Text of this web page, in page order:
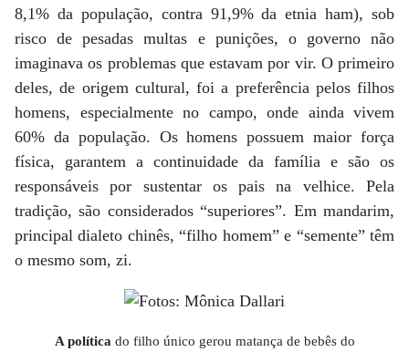
8,1% da população, contra 91,9% da etnia ham), sob
risco de pesadas multas e punições, o governo não
imaginava os problemas que estavam por vir. O primeiro
deles, de origem cultural, foi a preferência pelos filhos
homens, especialmente no campo, onde ainda vivem
60% da população. Os homens possuem maior força
física, garantem a continuidade da família e são os
responsáveis por sustentar os pais na velhice. Pela
tradição, são considerados “superiores”. Em mandarim,
principal dialeto chinês, “filho homem” e “semente” têm
o mesmo som, zi.
A política do filho único gerou matança de bebês do